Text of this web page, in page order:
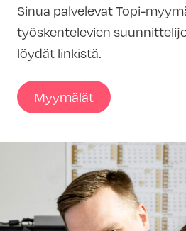
Sinua palvelevat Topi-
työskentelevien
löydät linkistä.
Myymälät